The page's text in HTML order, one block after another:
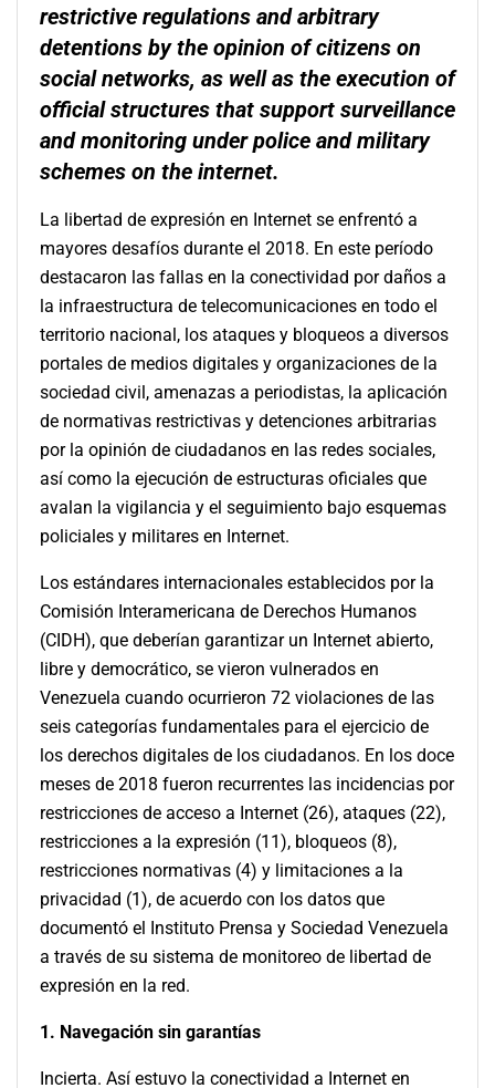
restrictive regulations and arbitrary
detentions by the opinion of citizens on
social networks, as well as the execution of
official structures that support surveillance
and monitoring under police and military
schemes on the internet.
La libertad de expresión en Internet se enfrentó a
mayores desafíos durante el 2018. En este período
destacaron las fallas en la conectividad por daños a
la infraestructura de telecomunicaciones en todo el
territorio nacional, los ataques y bloqueos a diversos
portales de medios digitales y organizaciones de la
sociedad civil, amenazas a periodistas, la aplicación
de normativas restrictivas y detenciones arbitrarias
por la opinión de ciudadanos en las redes sociales,
así como la ejecución de estructuras oficiales que
avalan la vigilancia y el seguimiento bajo esquemas
policiales y militares en Internet.
Los estándares internacionales establecidos por la
Comisión Interamericana de Derechos Humanos
(CIDH), que deberían garantizar un Internet abierto,
libre y democrático, se vieron vulnerados en
Venezuela cuando ocurrieron 72 violaciones de las
seis categorías fundamentales para el ejercicio de
los derechos digitales de los ciudadanos. En los doce
meses de 2018 fueron recurrentes las incidencias por
restricciones de acceso a Internet (26), ataques (22),
restricciones a la expresión (11), bloqueos (8),
restricciones normativas (4) y limitaciones a la
privacidad (1), de acuerdo con los datos que
documentó el Instituto Prensa y Sociedad Venezuela
a través de su sistema de monitoreo de libertad de
expresión en la red.
1. Navegación sin garantías
Incierta. Así estuvo la conectividad a Internet en